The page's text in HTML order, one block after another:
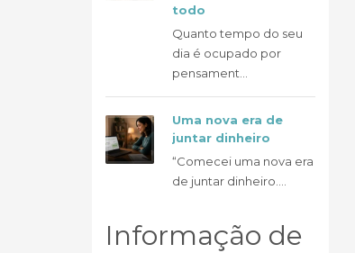
todo
Quanto tempo do seu
dia é ocupado por
pensament...
Uma nova era de
juntar dinheiro
“Comecei uma nova era
de juntar dinheiro....
Informação de